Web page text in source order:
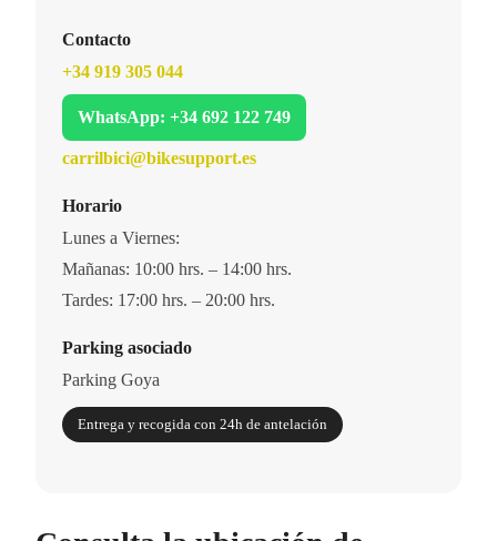
Contacto
+34 919 305 044
WhatsApp: +34 692 122 749
carrilbici@bikesupport.es
Horario
Lunes a Viernes:
Mañanas: 10:00 hrs. – 14:00 hrs.
Tardes: 17:00 hrs. – 20:00 hrs.
Parking asociado
Parking Goya
Entrega y recogida con 24h de antelación